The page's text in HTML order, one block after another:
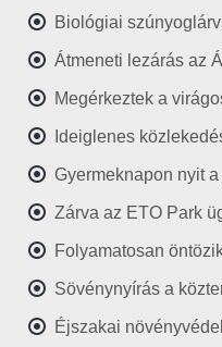
Biológiai
Átmeneti lezárás az
Megérkeztek a
Ideiglenes
Gyermeknapon nyit a
Zárva az ETO Park
Folyamatosan
Sövénynyírás a
Éjszakai